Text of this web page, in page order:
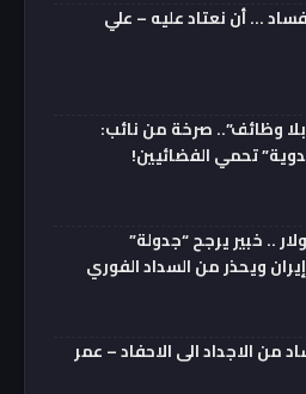
… أن نعتاد عليه – علي
وظائف”.. صرخة من نائب:
تحمي الفضائيين!
دولار .. خبير يرجح “جدولة”
ويحذر من السداد الفوري
من الاجداد الى الاحفاد – عمر